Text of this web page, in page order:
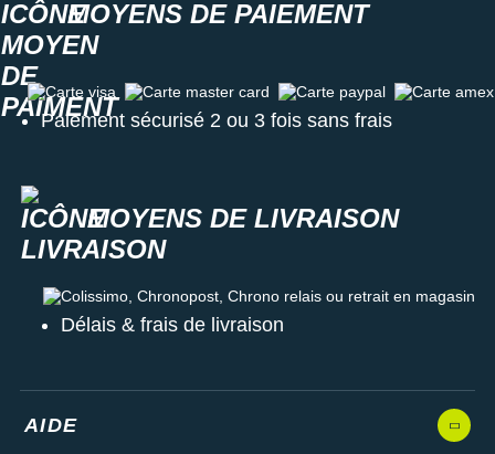
MOYENS DE PAIEMENT
Carte visa Carte master card Carte paypal Carte amex
Paiement sécurisé 2 ou 3 fois sans frais
MOYENS DE LIVRAISON
Colissimo, Chronopost, Chrono relais ou retrait en magasin
Délais & frais de livraison
AIDE